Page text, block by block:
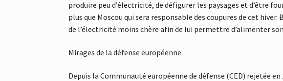
produire peu d’électricité, de défigurer les paysages et d’être
plus que Moscou qui sera responsable des coupures de cet
de l’électricité moins chère afin de lui permettre d’alimenter
Mirages de la défense européenne
Depuis la Communauté européenne de défense (CED) rejetée